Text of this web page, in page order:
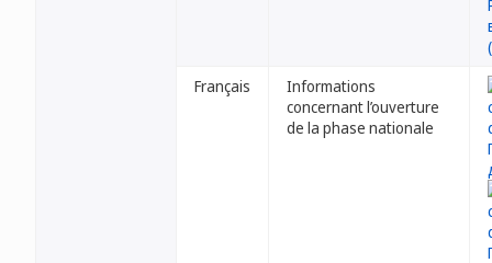
Français
Informations
concernant l’ouverture
de la phase nationale